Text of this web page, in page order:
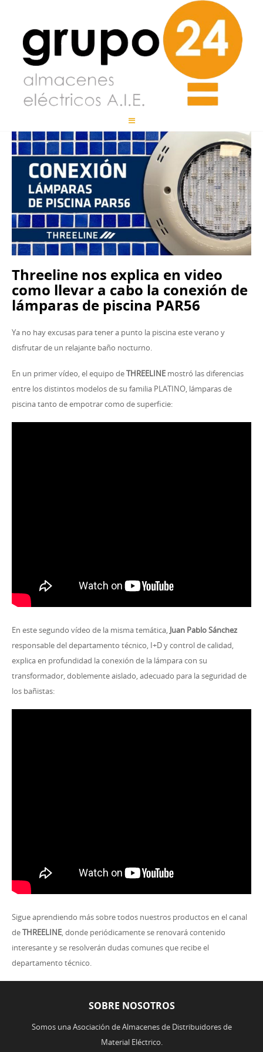
Threeline nos explica en video
como llevar a cabo la conexión de
lámparas de piscina PAR56
Ya no hay excusas para tener a punto la piscina este verano y
disfrutar de un relajante baño nocturno.
En un primer vídeo, el equipo deTHREELINE mostró las diferencias
entre los distintos modelos de su familia PLATINO, lámparas de
piscina tanto de empotrar como de superficie:
En este segundo vídeo de la misma temática, Juan Pablo Sánchez
responsable del departamento técnico, I+D y control de calidad,
explica en profundidad la conexión de la lámpara con su
transformador, doblemente aislado, adecuado para la seguridad de
los bañistas:
Sigue aprendiendo más sobre todos nuestros productos en el canal
deTHREELINE, donde periódicamente se renovará contenido
interesante y se resolverán dudas comunes que recibe el
departamento técnico.
SOBRE NOSOTROS
Somos una Asociación de Almacenes de Distribuidores de
Material Eléctrico.